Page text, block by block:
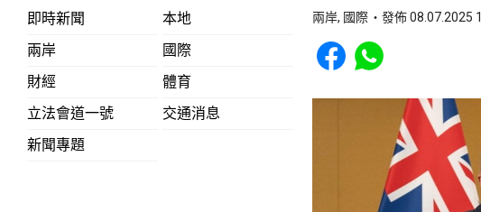
即時新聞
本地
兩岸
國際
財經
體育
立法會道一號
交通消息
新聞專題
兩岸, 國際 發佈 08.07.2025
Share to Facebook
Share to WhatsApp